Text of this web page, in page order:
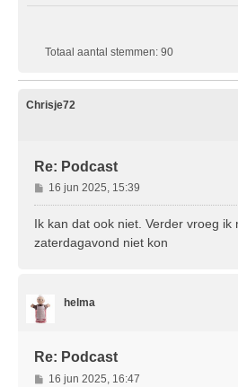
Totaal aantal stemmen: 90
Chrisje72
Re: Podcast
B
e
16 jun 2025, 15:39
Ik kan dat ook niet. Verder vroeg ik
zaterdagavond niet kon
helma
Re: Podcast
B16 jun 2025, 16:47